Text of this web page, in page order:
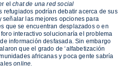
elchat de una red social
refugiados podrían debatir acerca de sus
señalar las mejores opciones para
que se encuentran desplazados o en
interactivo solucionaría el problema
información desfasada. Sin embargo
que el grado de ‘alfabetización
africanas y poca gente sabría
online.